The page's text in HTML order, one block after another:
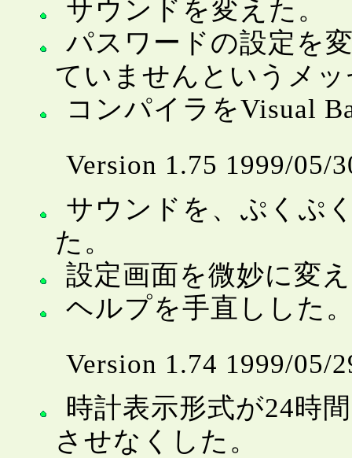
サウンドを変えた。
パスワードの設定を
ていませんというメ
コンパイラをVisual
Version 1.75 1999/05/
サウンドを、ぷくぷ
た。
設定画面を微妙に変
ヘルプを手直しした
Version 1.74 1999/05/
時計表示形式が24時
させなくした。